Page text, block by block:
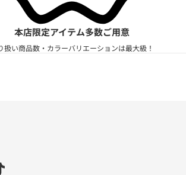
本店限定アイテム多数ご用意
扱い商品数・カラーバリエーションは最大級！